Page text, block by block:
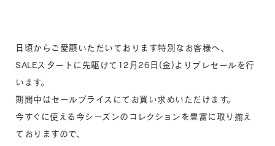
日頃からご愛顧いただいております特別なお客様へ、
SALEスタートに先駆けて12月26日(金)よりプレセールを行
います。
期間中はセールプライスにてお買い求めいただけます。
今すぐに使える今シーズンのコレクションを豊富に取り揃え
ておりますので、